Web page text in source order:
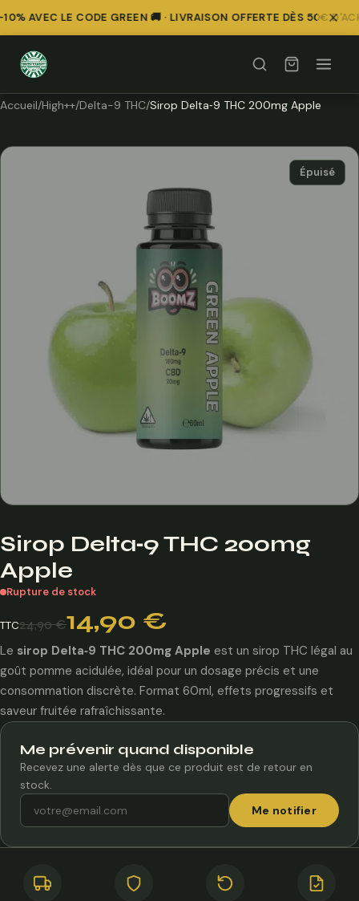
AVEC LE CODE GREEN 🚚 · LIVRAISON OFFERTE DÈS 50€
Accueil/High++/Delta-9 THC/Sirop Delta‑9 THC 200mg Apple
Épuisé
Sirop Delta‑9 THC 200mg
Apple
Rupture de stock
24,90€
prix
initial
était :
24,90 €.
14,90 €
prix
actuel
est :
14,90 €.
TTC
Le sirop Delta‑9 THC 200mg Apple est un sirop THC légal au
goût pomme acidulée, idéal pour un dosage précis et une
consommation discrète. Format 60ml, effets progressifs et
saveur fruitée rafraîchissante.
Me prévenir quand disponible
Recevez une alerte dès que ce produit est de retour en
stock.
Me notifier